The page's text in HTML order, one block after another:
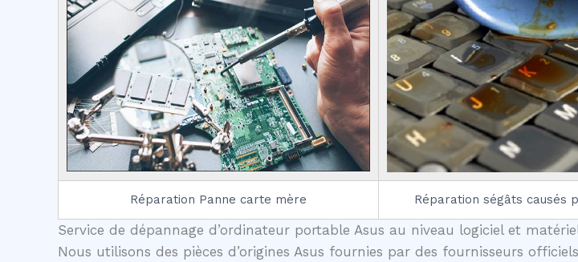
Réparation Panne carte mère Réparation ségâts causés
Service de dépannage d’ordinateur portable Asus au niveau logiciel et
Nous utilisons des pièces d’origines Asus fournies par des fournisseurs